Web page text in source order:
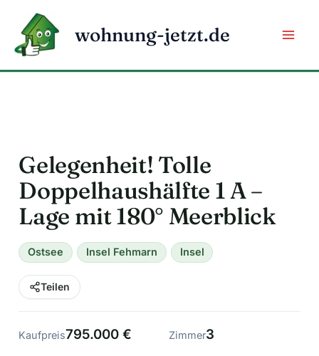
Inhalt
springen
wohnung-jetzt.de
Gelegenheit! Tolle
Doppelhaushälfte 1 A –
Lage mit 180° Meerblick
Ostsee Insel Fehmarn Insel
Teilen
Kaufpreis795.000 € Zimmer3